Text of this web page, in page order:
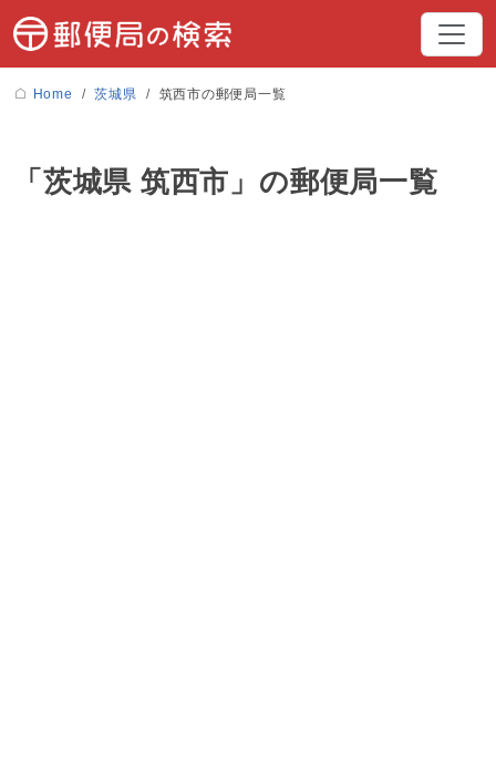
Home 茨城県 筑西市の郵便局一覧
「茨城県 筑西市」の郵便局一覧